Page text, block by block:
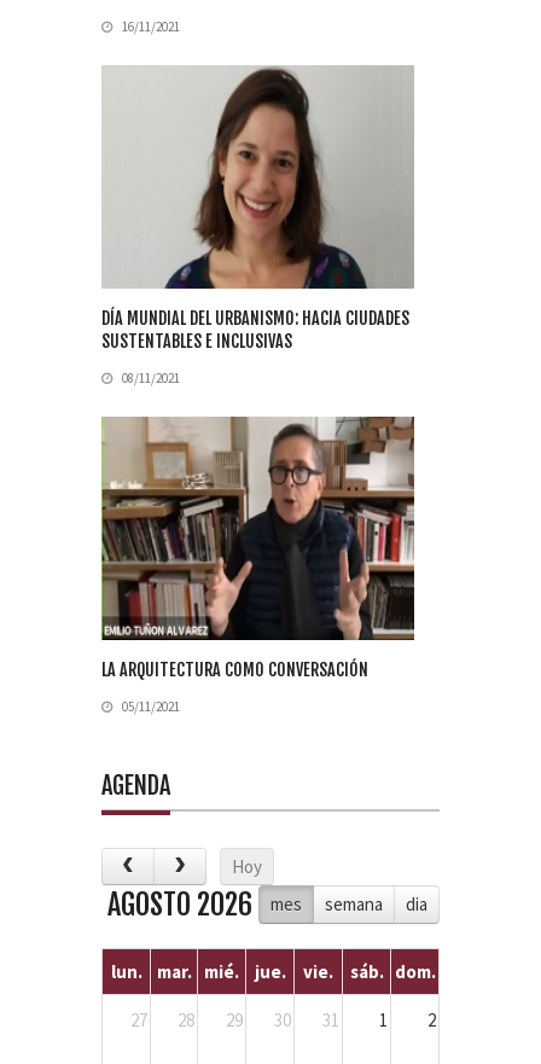
16/11/2021
DÍA MUNDIAL DEL URBANISMO: HACIA CIUDADES
SUSTENTABLES E INCLUSIVAS
08/11/2021
LA ARQUITECTURA COMO CONVERSACIÓN
05/11/2021
AGENDA
Hoy
mes
semana dia
AGOSTO 2026
lun. mar. mié. jue. vie. sáb. dom.
27 28 29 30 31 1 2